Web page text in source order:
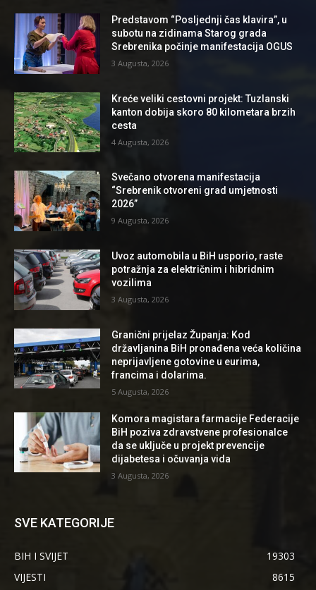
Predstavom “Posljednji čas klavira”, u
subotu na zidinama Starog grada
Srebrenika počinje manifestacija OGUS
3 Augusta, 2026
Kreće veliki cestovni projekt: Tuzlanski
kanton dobija skoro 80 kilometara brzih
cesta
4 Augusta, 2026
Svečano otvorena manifestacija
“Srebrenik otvoreni grad umjetnosti
2026”
9 Augusta, 2026
Uvoz automobila u BiH usporio, raste
potražnja za električnim i hibridnim
vozilima
3 Augusta, 2026
Granični prijelaz Županja: Kod
državljanina BiH pronađena veća količina
neprijavljene gotovine u eurima,
francima i dolarima.
5 Augusta, 2026
Komora magistara farmacije Federacije
BiH poziva zdravstvene profesionalce
da se uključe u projekt prevencije
dijabetesa i očuvanja vida
3 Augusta, 2026
SVE KATEGORIJE
BIH I SVIJET
19303
VIJESTI
8615